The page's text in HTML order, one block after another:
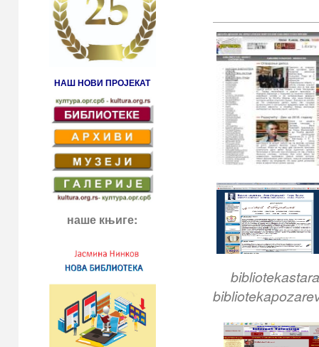
НАШ НОВИ ПРОЈЕКАТ
наше књиге: